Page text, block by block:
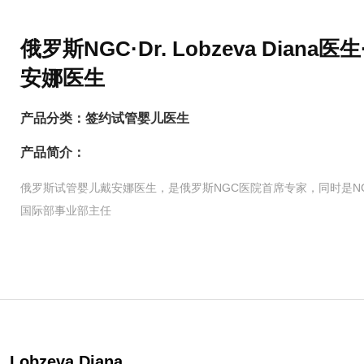
俄罗斯NGC·Dr. Lobzeva Diana医生
安娜医生
产品分类：签约试管婴儿医生
产品简介：
俄罗斯试管婴儿戴安娜医生，是俄罗斯NGC医院首席专家，同时是
国际部事业部主任